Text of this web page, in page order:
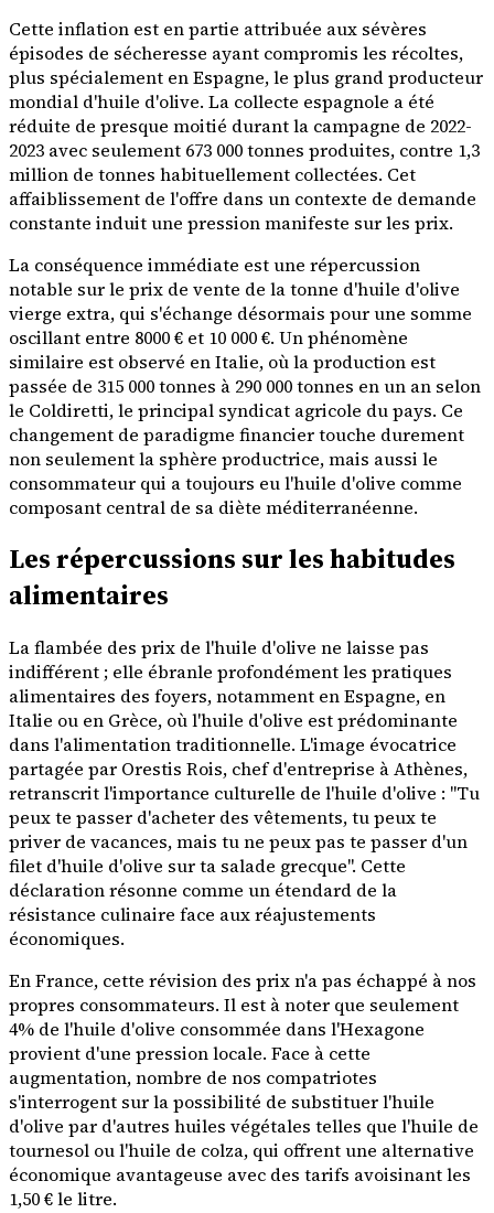
Cette inflation est en partie attribuée aux sévères
épisodes de sécheresse ayant compromis les récoltes,
plus spécialement en Espagne, le plus grand producteur
mondial d'huile d'olive. La collecte espagnole a été
réduite de presque moitié durant la campagne de 2022-
2023 avec seulement 673 000 tonnes produites, contre 1,3
million de tonnes habituellement collectées. Cet
affaiblissement de l'offre dans un contexte de demande
constante induit une pression manifeste sur les prix.
La conséquence immédiate est une répercussion
notable sur le prix de vente de la tonne d'huile d'olive
vierge extra, qui s'échange désormais pour une somme
oscillant entre 8000 € et 10 000 €. Un phénomène
similaire est observé en Italie, où la production est
passée de 315 000 tonnes à 290 000 tonnes en un an selon
le Coldiretti, le principal syndicat agricole du pays. Ce
changement de paradigme financier touche durement
non seulement la sphère productrice, mais aussi le
consommateur qui a toujours eu l'huile d'olive comme
composant central de sa diète méditerranéenne.
Les répercussions sur les habitudes
alimentaires
La flambée des prix de l'huile d'olive ne laisse pas
indifférent ; elle ébranle profondément les pratiques
alimentaires des foyers, notamment en Espagne, en
Italie ou en Grèce, où l'huile d'olive est prédominante
dans l'alimentation traditionnelle. L'image évocatrice
partagée par Orestis Rois, chef d'entreprise à Athènes,
retranscrit l'importance culturelle de l'huile d'olive : "Tu
peux te passer d'acheter des vêtements, tu peux te
priver de vacances, mais tu ne peux pas te passer d'un
filet d'huile d'olive sur ta salade grecque". Cette
déclaration résonne comme un étendard de la
résistance culinaire face aux réajustements
économiques.
En France, cette révision des prix n'a pas échappé à nos
propres consommateurs. Il est à noter que seulement
4% de l'huile d'olive consommée dans l'Hexagone
provient d'une pression locale. Face à cette
augmentation, nombre de nos compatriotes
s'interrogent sur la possibilité de substituer l'huile
d'olive par d'autres huiles végétales telles que l'huile de
tournesol ou l'huile de colza, qui offrent une alternative
économique avantageuse avec des tarifs avoisinant les
1,50 € le litre.